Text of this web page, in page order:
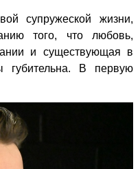
супружеской жизни,
того, что любовь,
и существующая в
губительна. В первую